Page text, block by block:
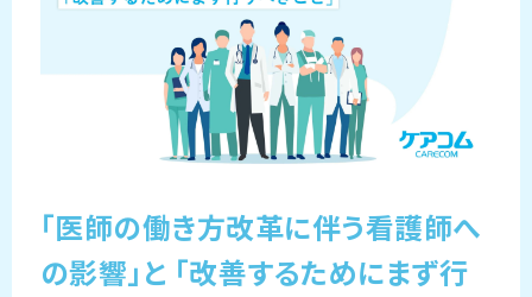
「医師の働き方改革に伴う看護師へ
の影響」と 「改善するためにまず行